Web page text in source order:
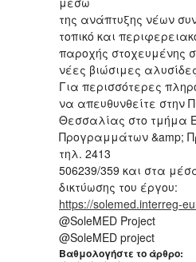
της ανάπτυξης νέων
τοπικό και
παροχής στοχευμένης
νέες βιώσιμες
Για περισσότερες
να απευθυνθείτε στην
Θεσσαλίας στο τμήμα
Προγραμμάτων &amp;
τηλ. 2413
506239/359 και στα
δικτύωσης του έργου:
https://solemed.interreg-
@SoleMED Project
@SoleMED project
Βαθμολογήστε το άρθρο: